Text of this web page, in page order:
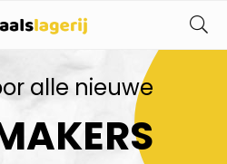
alle nieuwe